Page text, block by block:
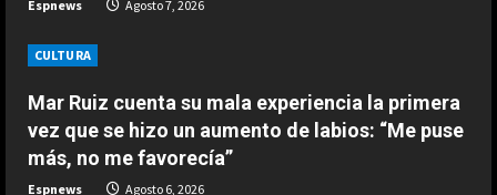
d
i
n
g
Espnews Agosto 7, 2026
CULTURA
Mar Ruiz cuenta su mala experiencia la primera
vez que se hizo un aumento de labios: “Me puse
más, no me favorecía”
Espnews Agosto 6, 2026
3
de que Carlos esté en el US Open”
Agosto 7, 2026